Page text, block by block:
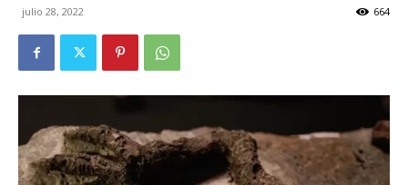
julio 28, 2022 664